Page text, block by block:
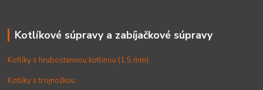
Kotlíkové súpravy a zabíjačkové súpravy
Kotlíky s hrubostennou kotlinou (1,5 mm)
Kotlíky s trojnožkou